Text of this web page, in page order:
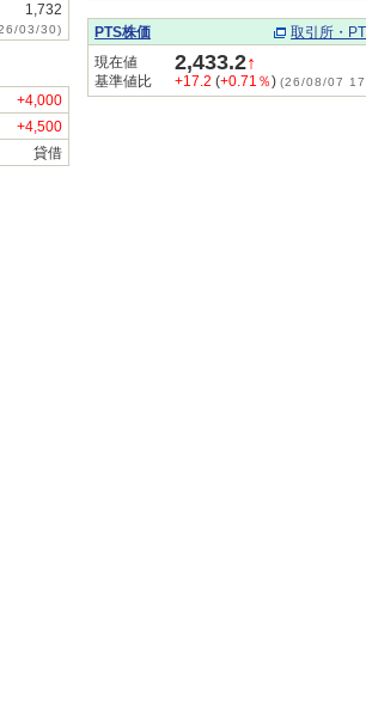
1,732
03/30)
+4,000
+4,500
貸借
PTS株価
取引所・
現在値
2,433.2↑
基準値比 +17.2 (+0.71％) (26/08/07